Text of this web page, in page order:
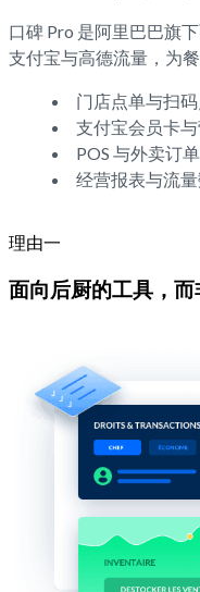
口碑 Pro 是阿里巴巴旗
支付宝与高德流量，为
门店点单与扫
支付宝会员卡
POS 与外卖订
经营报表与流
理由一
面向后厨的工具，